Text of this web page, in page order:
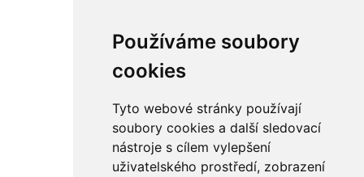
Používáme soubory
cookies
Tyto webové stránky používají
soubory cookies a další sledovací
nástroje s cílem vylepšení
uživatelského prostředí, zobrazení